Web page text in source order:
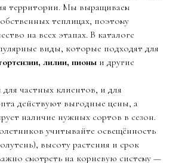
территории. Мы выращиваем
теплицах, поэтому
на всех этапах. В каталоге
виды, которые подходят для
лилии, пионы и другие
частных клиентов, и для
действуют выгодные цены, а
наличие нужных сортов в сезон.
учитывайте освещённость
высоту растения и срок
смотреть на корневую систему —